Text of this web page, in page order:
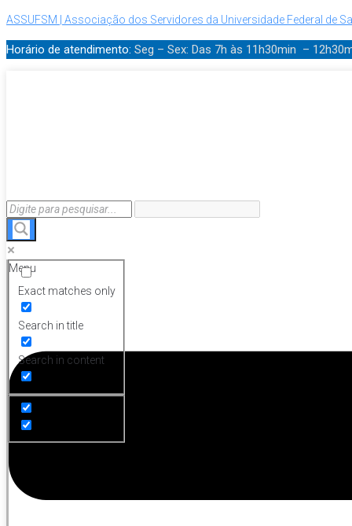
ASSUFSM | Associação dos Servidores da Universidade Federal de
Horário de atendimento: Seg – Sex: Das 7h às 11h30min –
Exact matches only
Search in title
Search in content
Menu